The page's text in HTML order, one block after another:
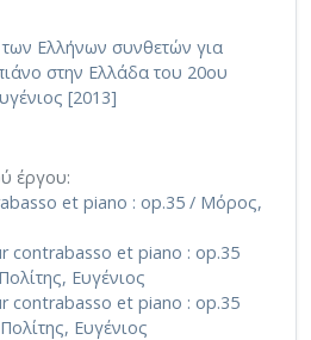
Ελλήνων συνθετών για
στην Ελλάδα του 20ου
[2013]
έργου:
et piano : op.35 / Μόρος,
contrabasso et piano : op.35
Ευγένιος
contrabasso et piano : op.35
Ευγένιος